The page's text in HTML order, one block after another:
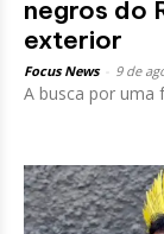
negros do
exterior
Focus News 9 de
A busca por uma